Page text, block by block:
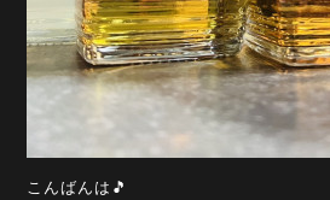
こんばんは🎵